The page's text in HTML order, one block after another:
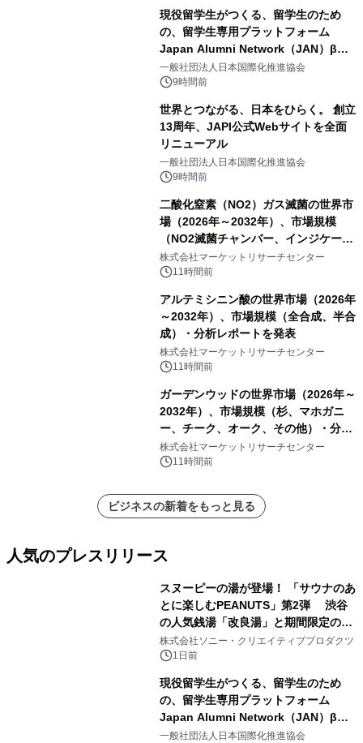
現役留学生がつくる、留学生のため
の、留学生専用プラットフォーム
Japan Alumni Network（JAN）β版
をリリース
一般社団法人日本国際化推進協会
9時間前
世界とつながる、日本をひらく。 創立
13周年、JAPI公式Webサイトを全面
リニューアル
一般社団法人日本国際化推進協会
9時間前
二酸化窒素（NO2）ガス滅菌の世界市
場（2026年～2032年）、市場規模
（NO2滅菌チャンバー、インジケータ
ーおよびモニタリングシステム、その
他）・分析レポートを発表
株式会社マーケットリサーチセンター
11時間前
アルテミシニン酸の世界市場（2026年
～2032年）、市場規模（全合成、半合
成）・分析レポートを発表
株式会社マーケットリサーチセンター
11時間前
ガーデンウッドの世界市場（2026年～
2032年）、市場規模（杉、マホガニ
ー、チーク、オーク、その他）・分析
レポートを発表
株式会社マーケットリサーチセンター
11時間前
ビジネスの新着をもっと見る
人気のプレスリリース
スヌーピーの湯が登場！ 「サウナのあ
とに楽しむPEANUTS」第2弾 渋谷
の人気銭湯「改良湯」と期間限定のコ
ラボレーション サウナイキタイコラ
ボグッズも発売決定！
株式会社ソニー・クリエイティブプロダクツ
1日前
現役留学生がつくる、留学生のため
の、留学生専用プラットフォーム
Japan Alumni Network（JAN）β版
をリリース
一般社団法人日本国際化推進協会